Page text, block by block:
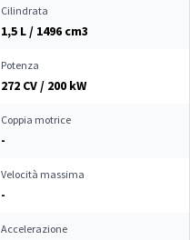
Cilindrata
1,5 L / 1496 cm3
Potenza
272 CV / 200 kW
Coppia motrice
-
Velocità massima
-
Accelerazione